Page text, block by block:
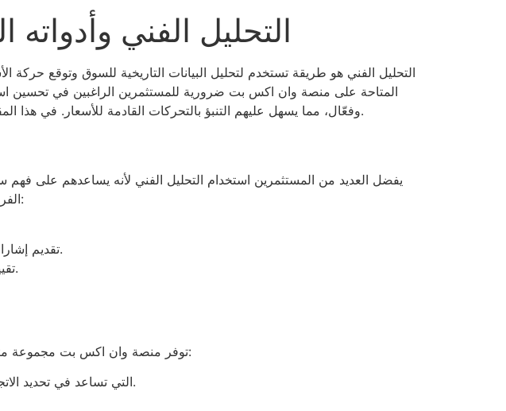
التحليل الفني
التحليل الفني هو طريقة تستخدم لتحليل البيانات التاريخية للسوق وتوقع حركة
المتاحة على منصة وان اكس بت ضرورية للمستثمرين الراغبين في تحسين
وفعّال، مما يسهل عليهم التنبؤ بالتحركات القادمة للأسعار. في هذا المقال، سنستعرض بعض الأدوات المتاحة على وان اكس بت وكيفية استخدامها في التحليل الفني.
يفضل العديد من المستثمرين استخدام التحليل الفني لأنه يساعدهم على فهم
الفرص المحتملة للدخول والخروج من الصفقات. إليك بعض الأسباب التي تجعل التحليل الفني هامًا:
تقديم إشارات البيع والشراء: يمكن للمتداولين استخدام الأدوات الفنية لتحليل نقاط الدخول والخروج.
تقييم المخاطر: يوفر طرقًا لتقدير المخاطر المحتملة عبر تحليل مستويات الدعم والمقاومة.
توفر منصة وان اكس بت مجموعة متنوعة من أدوات التحليل الفني التي تساعد المستثمرين في اتخاذ قراراتهم. تشمل هذه الأدوات:
مثل المتوسطات المتحركة ومؤشر القوة النسبية (RSI) التي تساعد في تحديد الاتجاهات والزخم.